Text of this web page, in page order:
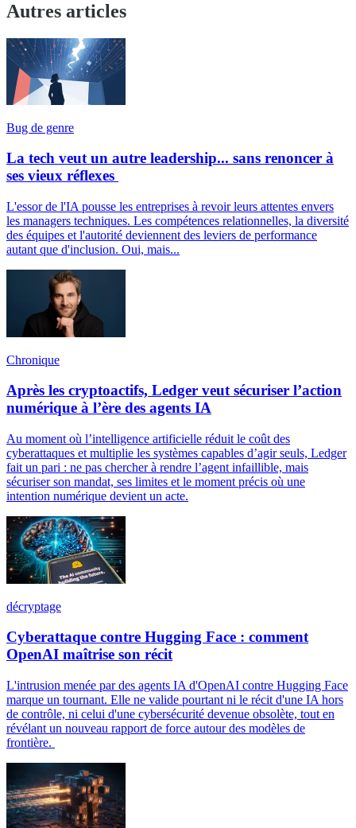
Autres articles
Bug de genre
La tech veut un autre leadership... sans renoncer à
ses vieux réflexes
L'essor de l'IA pousse les entreprises à revoir leurs attentes envers
les managers techniques. Les compétences relationnelles, la diversité
des équipes et l'autorité deviennent des leviers de performance
autant que d'inclusion. Oui, mais...
Chronique
Après les cryptoactifs, Ledger veut sécuriser l’action
numérique à l’ère des agents IA
Au moment où l’intelligence artificielle réduit le coût des
cyberattaques et multiplie les systèmes capables d’agir seuls, Ledger
fait un pari : ne pas chercher à rendre l’agent infaillible, mais
sécuriser son mandat, ses limites et le moment précis où une
intention numérique devient un acte.
décryptage
Cyberattaque contre Hugging Face : comment
OpenAI maîtrise son récit
L'intrusion menée par des agents IA d'OpenAI contre Hugging Face
marque un tournant. Elle ne valide pourtant ni le récit d'une IA hors
de contrôle, ni celui d'une cybersécurité devenue obsolète, tout en
révélant un nouveau rapport de force autour des modèles de
frontière.